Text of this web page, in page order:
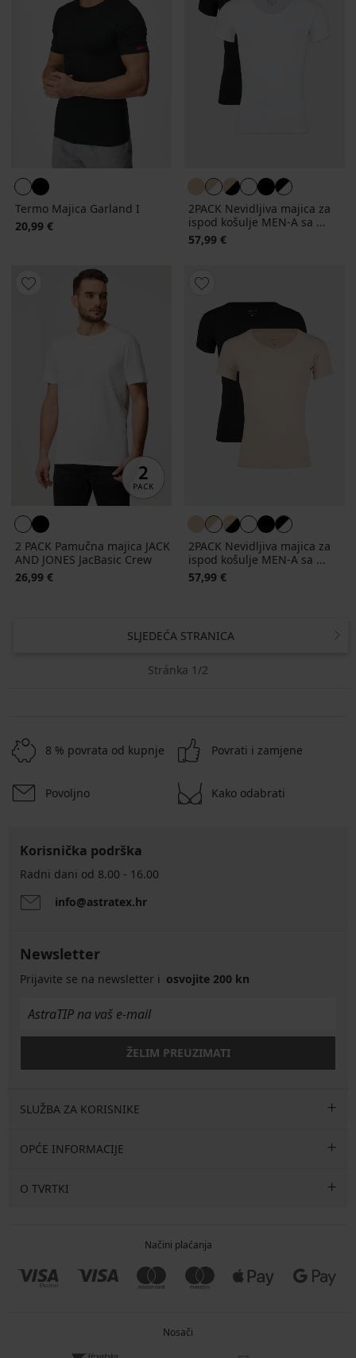
Termo Majica Garland I
20,99 €
2PACK Nevidljiva majica za
ispod košulje MEN-A sa ...
57,99 €
2 PACK Pamučna majica JACK
AND JONES JacBasic Crew
26,99 €
2PACK Nevidljiva majica za
ispod košulje MEN-A sa ...
57,99 €
SLJEDEĆA STRANICA
Stránka 1/2
8 % povrata od kupnje Povrati i zamjene
Povoljno Kako odabrati
Korisnička podrška
Radni dani od 8.00 - 16.00
info@astratex.hr
Newsletter
Prijavite se na newsletter i osvojite 200 kn
ŽELIM PREUZIMATI
SLUŽBA ZA KORISNIKE
OPĆE INFORMACIJE
O TVRTKI
Načini plaćanja
Nosači